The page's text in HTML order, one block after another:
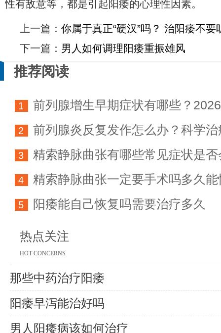
性有敌意等，都是引起阳痿的心理性因素。
上一篇： 你属于真正“硬汉”吗？ 治阳痿不要
下一篇： 男人如何调理阳痿重振雄风
推荐阅读
1
前列腺增生早期症状有哪些？
科学防治指南
2
前列腺炎反复发作怎么办？科学
方法详解
3
精索静脉曲张有哪些常见症状是
育能力
4 精索静脉曲张一定要手术吗多久能
5 阳痿能自己恢复吗需要治疗多久
热点关注
HOT CONCERNS
那些中药治疗阳痿
阳痿早泻能治好吗
男人阳痿病该如何治疗